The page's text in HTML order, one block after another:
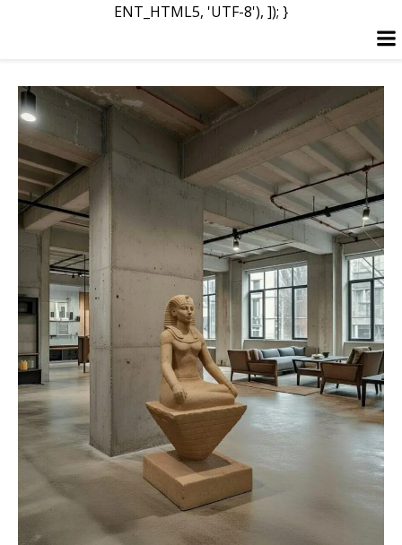
ENT_HTML5, 'UTF-8'), ]); }